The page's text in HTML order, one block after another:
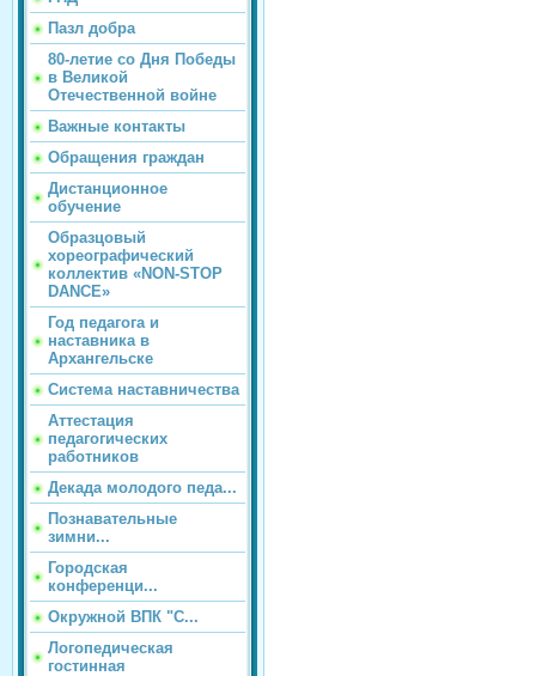
Пазл добра
80-летие со Дня Победы
в Великой
Отечественной войне
Важные контакты
Обращения граждан
Дистанционное
обучение
Образцовый
хореографический
коллектив «NON-STOP
DANCE»
Год педагога и
наставника в
Архангельске
Система наставничества
Аттестация
педагогических
работников
Декада молодого педа...
Познавательные
зимни...
Городская
конференци...
Окружной ВПК "С...
Логопедическая
гостинная